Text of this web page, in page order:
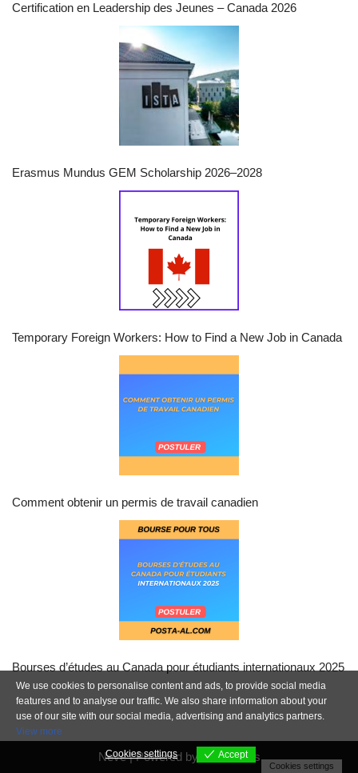
Certification en Leadership des Jeunes – Canada 2026
Erasmus Mundus GEM Scholarship 2026–2028
Temporary Foreign Workers: How to Find a New Job in Canada
Comment obtenir un permis de travail canadien
Bourses d’études au Canada pour étudiants internationaux 2025
Neve| Powered by WordPress
We use cookies to personalise content and ads, to provide social media
features and to analyse our traffic. We also share information about your
use of our site with our social media, advertising and analytics partners.
View more
Cookies settings
Accept
Cookies settings